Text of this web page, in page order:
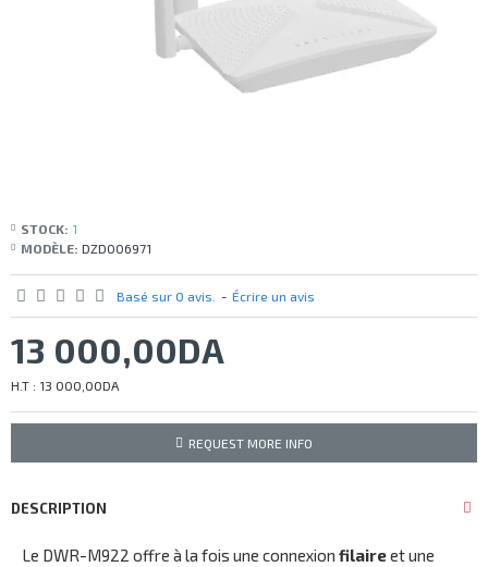
STOCK: 1
MODÈLE: DZD006971
Basé sur 0 avis. - Écrire un avis
13 000,00DA
H.T : 13 000,00DA
REQUEST MORE INFO
DESCRIPTION
Le DWR-M922 offre à la fois une connexion filaireet une